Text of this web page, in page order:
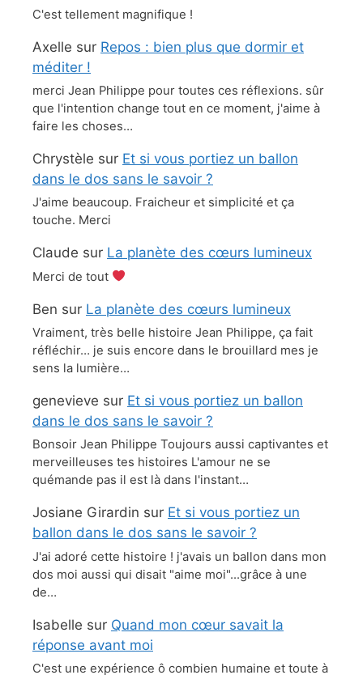
C'est tellement magnifique !
Axelle sur Repos : bien plus que dormir et
méditer !
merci Jean Philippe pour toutes ces réflexions. sûr
que l'intention change tout en ce moment, j'aime à
faire les choses…
Chrystèle sur Et si vous portiez un ballon
dans le dos sans le savoir ?
J'aime beaucoup. Fraicheur et simplicité et ça
touche. Merci
Claude sur La planète des cœurs lumineux
Merci de tout
Ben sur La planète des cœurs lumineux
Vraiment, très belle histoire Jean Philippe, ça fait
réfléchir… je suis encore dans le brouillard mes je
sens la lumière…
genevieve sur Et si vous portiez un ballon
dans le dos sans le savoir ?
Bonsoir Jean Philippe Toujours aussi captivantes et
merveilleuses tes histoires L'amour ne se
quémande pas il est là dans l'instant…
Josiane Girardin sur Et si vous portiez un
ballon dans le dos sans le savoir ?
J'ai adoré cette histoire ! j'avais un ballon dans mon
dos moi aussi qui disait "aime moi"...grâce à une
de…
Isabelle sur Quand mon cœur savait la
réponse avant moi
C'est une expérience ô combien humaine et toute à